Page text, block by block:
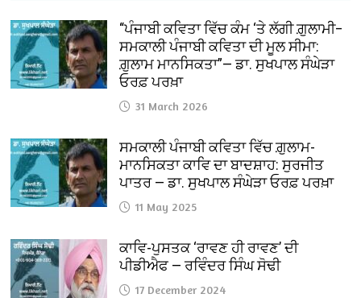
“ਪੰਜਾਬੀ ਕਵਿਤਾ ਵਿੱਚ ਕੰਮ ‘ਤੇ ਲੱਗੀ ਗ਼ੁਲਾਮੀ–
ਸਮਕਾਲੀ ਪੰਜਾਬੀ ਕਵਿਤਾ ਦੀ ਮੂਲ ਸੀਮਾ:
ਗ਼ੁਲਾਮ ਮਾਨਸਿਕਤਾ”— ਡਾ. ਸੁਖਪਾਲ ਸੰਘੇੜਾ
ਓਰਫ਼ ਪਰਖ਼ਾ
31 March 2026
ਸਮਕਾਲੀ ਪੰਜਾਬੀ ਕਵਿਤਾ ਵਿੱਚ ਗ਼ੁਲਾਮ-
ਮਾਨਸਿਕਤਾ ਕਾਵਿ ਦਾ ਬਾਦਸ਼ਾਹ: ਸੁਰਜੀਤ
ਪਾਤਰ — ਡਾ. ਸੁਖਪਾਲ ਸੰਘੇੜਾ ਓਰਫ਼ ਪਰਖ਼ਾ
11 May 2025
ਕਾਵਿ-ਪੁਸਤਕ ‘ਰਾਵਣ ਹੀ ਰਾਵਣ’ ਦੀ
ਪੀਡੀਐਫ — ਰਵਿੰਦਰ ਸਿੰਘ ਸੋਢੀ
17 December 2024